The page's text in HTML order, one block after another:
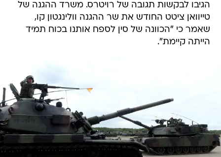
הגיבו לבקשות תגובה של רויטרס. משרד ההגנה של
טייוואן ציטט החודש את שר ההגנה וולינגטון קו,
שאמר כי "הכוונה של סין לספח אותנו בכוח תמיד
הייתה קיימת".